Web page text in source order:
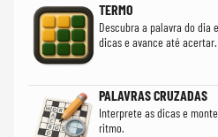
TERMO
Descubra a palavra do dia
dicas e avance até acertar.
PALAVRAS CRUZADAS
Interprete as dicas e
ritmo.